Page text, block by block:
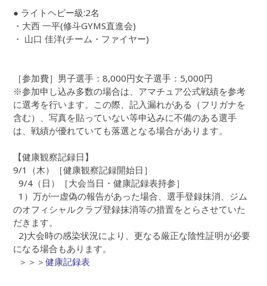
● ライトヘビー級:2名
・大西 一平(修斗GYMS直進会)
・ 山口 佳洋(チーム・ファイヤー)
［参加費］男子選手：8,000円女子選手：5,000円
※参加申し込み多数の場合は、アマチュア公式戦績を参考
に選考を行います。この際、記入漏れがある（フリガナを
含む）、写真を貼っていない等申込みに不備のある選手
は、戦績が優れていても落選となる場合があります。
【健康観察記録日】
9/1（木）［健康観察記録開始日］
9/4（日）［大会当日・健康記録表持参］
1）万が一虚偽の報告があった場合、選手登録抹消、ジム
のオフィシャルクラブ登録抹消等の措置をとらさせていた
だきます。
2)大会時の感染状況により、更なる厳正な陰性証明が必要
になる場合もあります。
＞＞＞健康記録表